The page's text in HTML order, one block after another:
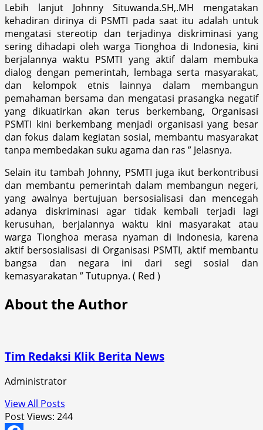
Lebih lanjut Johnny Situwanda.SH,.MH mengatakan
kehadiran dirinya di PSMTI pada saat itu adalah untuk
mengatasi stereotip dan terjadinya diskriminasi yang
sering dihadapi oleh warga Tionghoa di Indonesia, kini
berjalannya waktu PSMTI yang aktif dalam membuka
dialog dengan pemerintah, lembaga serta masyarakat,
dan kelompok etnis lainnya dalam membangun
pemahaman bersama dan mengatasi prasangka negatif
yang dikuatirkan akan terus berkembang, Organisasi
PSMTI kini berkembang menjadi organisasi yang besar
dan fokus dalam kegiatan sosial, membantu masyarakat
tanpa membedakan suku agama dan ras ” Jelasnya.
Selain itu tambah Johnny, PSMTI juga ikut berkontribusi
dan membantu pemerintah dalam membangun negeri,
yang awalnya bertujuan bersosialisasi dan mencegah
adanya diskriminasi agar tidak kembali terjadi lagi
kerusuhan, berjalannya waktu kini masyarakat atau
warga Tionghoa merasa nyaman di Indonesia, karena
aktif bersosialisasi di Organisasi PSMTI, aktif membantu
bangsa dan negara ini dari segi sosial dan
kemasyarakatan ” Tutupnya. ( Red )
About the Author
Tim Redaksi Klik Berita News
Administrator
View All Posts
Post Views: 244